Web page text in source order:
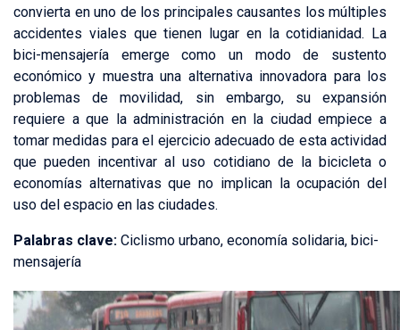
convierta en uno de los principales causantes los múltiples
accidentes viales que tienen lugar en la cotidianidad. La
bici-mensajería emerge como un modo de sustento
económico y muestra una alternativa innovadora para los
problemas de movilidad, sin embargo, su expansión
requiere a que la administración en la ciudad empiece a
tomar medidas para el ejercicio adecuado de esta actividad
que pueden incentivar al uso cotidiano de la bicicleta o
economías alternativas que no implican la ocupación del
uso del espacio en las ciudades.
Palabras clave: Ciclismo urbano, economía solidaria, bici-
mensajería